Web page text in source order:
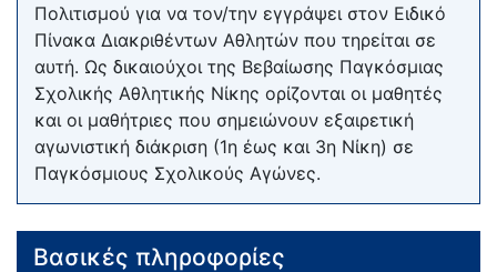
Πολιτισμού για να τον/την εγγράψει στον Ειδικό
Πίνακα Διακριθέντων Αθλητών που τηρείται σε
αυτή. Ως δικαιούχοι της Βεβαίωσης Παγκόσμιας
Σχολικής Αθλητικής Νίκης ορίζονται οι μαθητές
και οι μαθήτριες που σημειώνουν εξαιρετική
αγωνιστική διάκριση (1η έως και 3η Νίκη) σε
Παγκόσμιους Σχολικούς Αγώνες.
Βασικές πληροφορίες